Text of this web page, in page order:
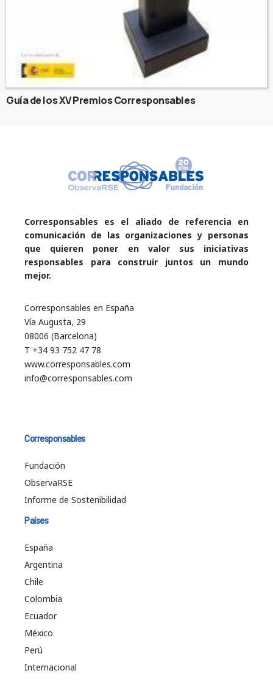
Guía de los XV Premios Corresponsables
Corresponsables es el aliado de referencia en
comunicación de las organizaciones y personas
que quieren poner en valor sus iniciativas
responsables para construir juntos un mundo
mejor.
Corresponsables en España
Vía Augusta, 29
08006 (Barcelona)
T +34 93 752 47 78
www.corresponsables.com
info@corresponsables.com
Corresponsables
Fundación
ObservaRSE
Informe de Sostenibilidad
Países
España
Argentina
Chile
Colombia
Ecuador
México
Perú
Internacional